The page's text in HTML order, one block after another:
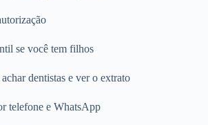
se você tem filhos
dentistas e ver o extrato
telefone e WhatsApp